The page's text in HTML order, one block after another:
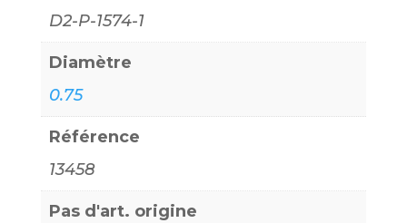
D2-P-1574-1
Diamètre
0.75
Référence
13458
Pas d'art. origine